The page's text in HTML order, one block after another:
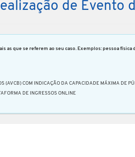
de Evento
as que se referem ao seu caso. Exemplos: pessoa física
(AVCB) COM INDICAÇÃO DA CAPACIDADE MÁXIMA DE
DE INGRESSOS ONLINE